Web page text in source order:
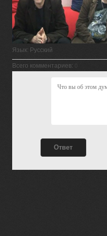
Язык: Русский
Всего комментариев: